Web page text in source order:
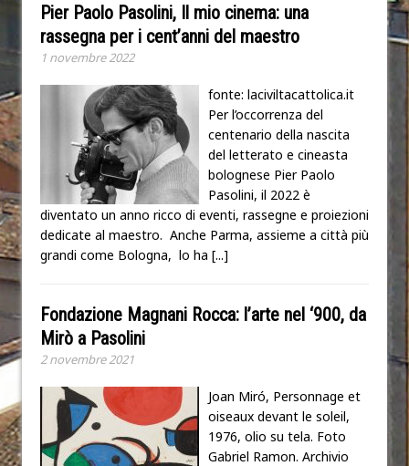
Pier Paolo Pasolini, Il mio cinema: una
rassegna per i cent’anni del maestro
1 novembre 2022
fonte: laciviltacattolica.it
Per l’occorrenza del
centenario della nascita
del letterato e cineasta
bolognese Pier Paolo
Pasolini, il 2022 è
diventato un anno ricco di eventi, rassegne e proiezioni
dedicate al maestro. Anche Parma, assieme a città più
grandi come Bologna, lo ha [...]
Fondazione Magnani Rocca: l’arte nel ‘900, da
Mirò a Pasolini
2 novembre 2021
Joan Miró, Personnage et
oiseaux devant le soleil,
1976, olio su tela. Foto
Gabriel Ramon. Archivio